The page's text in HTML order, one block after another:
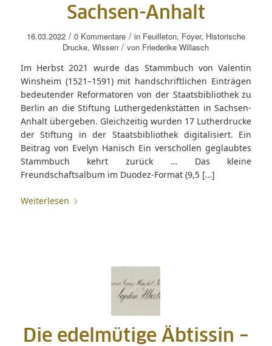
Sachsen-Anhalt
16.03.2022 / 0 Kommentare / in Feuilleton, Foyer, Historische
Drucke,Wissen / von Friederike Willasch
Im Herbst 2021 wurde das Stammbuch von Valentin
Winsheim (1521–1591) mit handschriftlichen Einträgen
bedeutender Reformatoren von der Staatsbibliothek zu
Berlin an die Stiftung Luthergedenkstätten in Sachsen-
Anhalt übergeben. Gleichzeitig wurden 17 Lutherdrucke
der Stiftung in der Staatsbibliothek digitalisiert. Ein
Beitrag von Evelyn Hanisch Ein verschollen geglaubtes
Stammbuch kehrt zurück … Das kleine
Freundschaftsalbum im Duodez-Format (9,5 […]
Weiterlesen
Die edelmütige Äbtissin –